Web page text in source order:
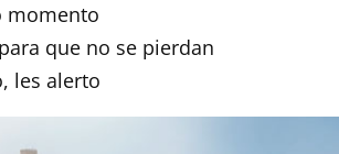
momento
que no se pierdan
les alerto